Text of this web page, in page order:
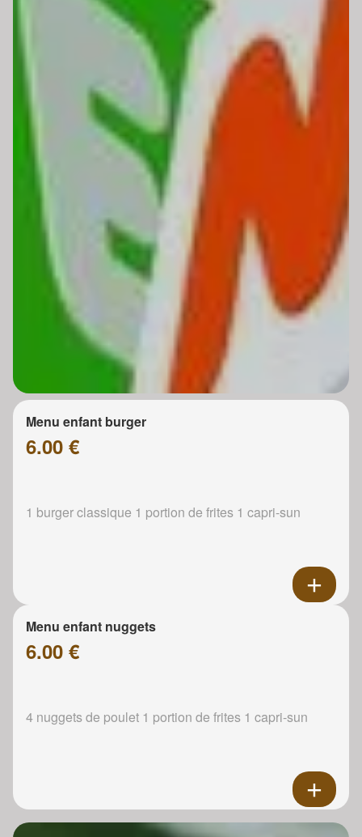
Menu enfant burger
6.00 €
1 burger classique 1 portion de frites 1 capri-sun
Menu enfant nuggets
6.00 €
4 nuggets de poulet 1 portion de frites 1 capri-sun